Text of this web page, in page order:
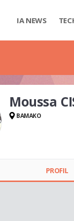
IA NEWS
Moussa
BAMAKO
PROFIL